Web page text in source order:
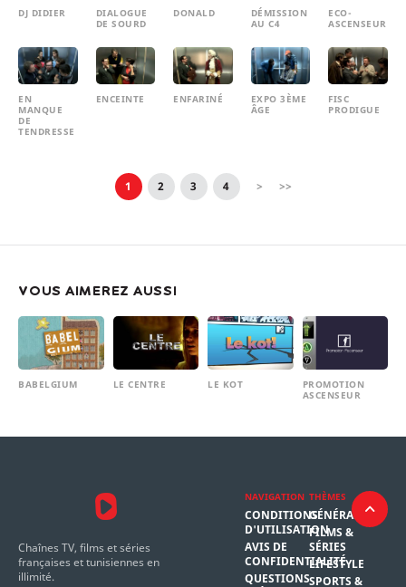
DJ DIDIER
DIALOGUE
DE SOURD
DONALD
DÉMISSION
AU C4
ECO-
ASCENSEUR
EN
MANQUE
DE
TENDRESSE
ENCEINTE ENFARINÉ
EXPO 3ÈME
ÂGE
FISC
PRODIGUE
1 2 3 4 > >>
VOUS AIMEREZ AUSSI
BABELGIUM LE CENTRE LE KOT
PROMOTION
ASCENSEUR
Chaînes TV, films et séries
françaises et tunisiennes en
illimité.
NAVIGATION
CONDITIONS
D'UTILISATION
AVIS DE
CONFIDENTIALITÉ
QUESTIONS
THÈMES
GÉNÉRAL
FILMS &
SÉRIES
LIFESTYLE
SPORTS &